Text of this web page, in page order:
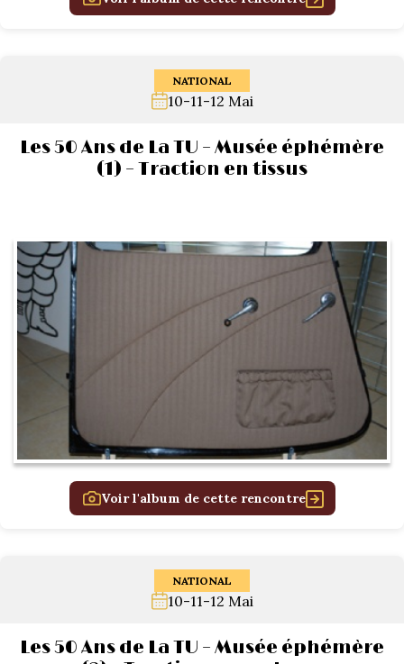
1934/1941
1945/1952
1952/1957
La 15/6 D –
La 15/6 H –
1954/1956
NATIONAL
10-11-12 Mai
Les 50 Ans de La TU – Musée éphémère
(1) – Traction en tissus
Voir l'album de cette rencontre
NATIONAL
10-11-12 Mai
Les 50 Ans de La TU – Musée éphémère